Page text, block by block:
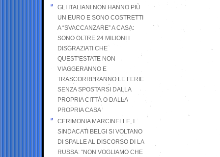
GLI ITALIANI NON HANNO PIÙ
UN EURO E SONO COSTRETTI
A “SVACCANZARE” A CASA:
SONO OLTRE 24 MILIONI I
DISGRAZIATI CHE
QUEST’ESTATE NON
VIAGGERANNO E
TRASCORRERANNO LE FERIE
SENZA SPOSTARSI DALLA
PROPRIA CITTÀ O DALLA
PROPRIA CASA
CERIMONIA MARCINELLE, I
SINDACATI BELGI SI VOLTANO
DI SPALLE AL DISCORSO DI LA
RUSSA: “NON VOGLIAMO CHE